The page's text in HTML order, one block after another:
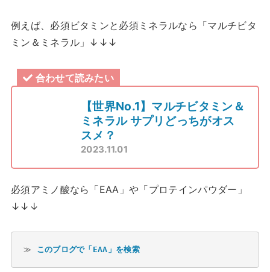
例えば、必須ビタミンと必須ミネラルなら「マルチビタ
ミン＆ミネラル」↓↓↓
合わせて読みたい
【世界No.1】マルチビタミン＆
ミネラル サプリどっちがオス
スメ？
2023.11.01
必須アミノ酸なら「EAA」や「プロテインパウダー」
↓↓↓
≫ このブログで「EAA」を検索